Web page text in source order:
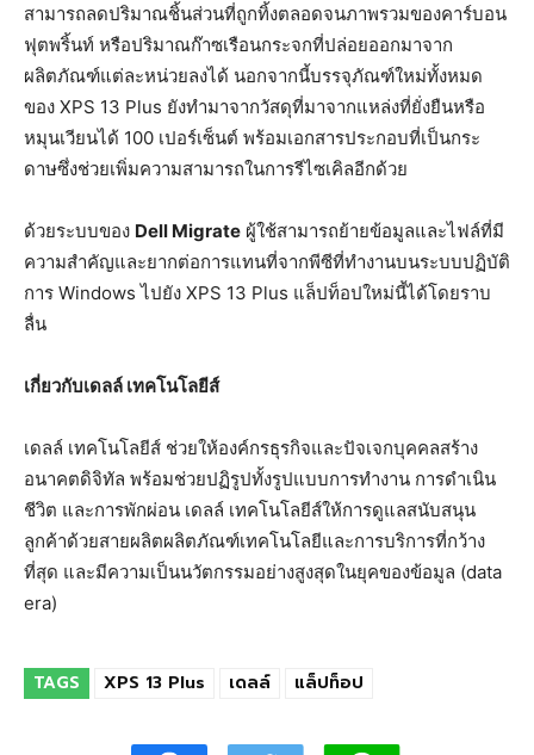
สามารถลดปริมาณชิ้นส่วนที่ถูกทิ้งตลอดจนภาพรวมของคาร์บอน
ฟุตพริ้นท์ หรือปริมาณก๊าซเรือนกระจกที่ปล่อยออกมาจาก
ผลิตภัณฑ์แต่ละหน่วยลงได้ นอกจากนี้บรรจุภัณฑ์ใหม่ทั้งหมด
ของ XPS 13 Plus ยังทำมาจากวัสดุที่มาจากแหล่งที่ยั่งยืนหรือ
หมุนเวียนได้ 100 เปอร์เซ็นต์ พร้อมเอกสารประกอบที่เป็นกระ
ดาษซึ่งช่วยเพิ่มความสามารถในการรีไซเคิลอีกด้วย
ด้วยระบบของ Dell Migrate ผู้ใช้สามารถย้ายข้อมูลและไฟล์ที่มี
ความสำคัญและยากต่อการแทนที่จากพีซีที่ทำงานบนระบบปฏิบัติ
การ Windows ไปยัง XPS 13 Plus แล็ปท็อปใหม่นี้ได้โดยราบ
ลื่น
เกี่ยวกับเดลล์ เทคโนโลยีส์
เดลล์ เทคโนโลยีส์ ช่วยให้องค์กรธุรกิจและปัจเจกบุคคลสร้าง
อนาคตดิจิทัล พร้อมช่วยปฏิรูปทั้งรูปแบบการทำงาน การดำเนิน
ชีวิต และการพักผ่อน เดลล์ เทคโนโลยีส์ให้การดูแลสนับสนุน
ลูกค้าด้วยสายผลิตผลิตภัณฑ์เทคโนโลยีและการบริการที่กว้าง
ที่สุด และมีความเป็นนวัตกรรมอย่างสูงสุดในยุคของข้อมูล (data
era)
TAGS XPS 13 Plus เดลล์ แล็ปท็อป